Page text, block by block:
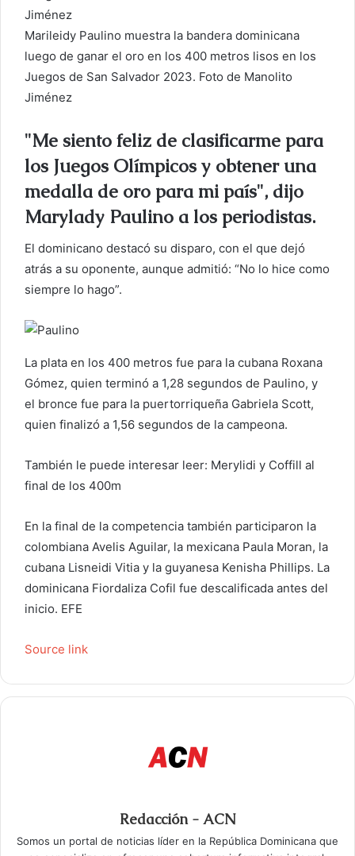
c
Marileidy Paulino muestra la bandera dominicana
luego de ganar el oro en los 400 metros lisos en los
Juegos de San Salvador 2023. Foto de Manolito
Jiménez
"Me siento feliz de clasificarme para
los Juegos Olímpicos y obtener una
medalla de oro para mi país", dijo
Marylady Paulino a los periodistas.
El dominicano destacó su disparo, con el que dejó
atrás a su oponente, aunque admitió: “No lo hice como
siempre lo hago”.
La plata en los 400 metros fue para la cubana Roxana
Gómez, quien terminó a 1,28 segundos de Paulino, y
el bronce fue para la puertorriqueña Gabriela Scott,
quien finalizó a 1,56 segundos de la campeona.
También le puede interesar leer: Merylidi y Coffill al
final de los 400m
En la final de la competencia también participaron la
colombiana Avelis Aguilar, la mexicana Paula Moran, la
cubana Lisneidi Vitia y la guyanesa Kenisha Phillips. La
dominicana Fiordaliza Cofil fue descalificada antes del
inicio. EFE
Source link
Redacción - ACN
Somos un portal de noticias líder en la República Dominicana que